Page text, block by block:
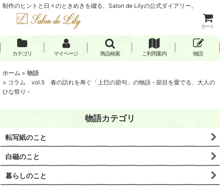
制作のヒントと日々のときめきを綴る、Salon de Lilyの公式ダイアリー。
カート
カテゴリ マイページ 商品検索 ご利用案内 物語
ホーム > 物語
> コラム vol.5 春の訪れを寿ぐ「上巳の節句」の物語 - 節目を愛でる、大人の
ひな祭り -
物語カテゴリ
転写紙のこと
白磁のこと
暮らしのこと